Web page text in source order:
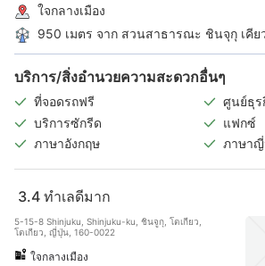
ใจกลางเมือง
950 เมตร จาก สวนสาธารณะ ชินจุกุ เคีย
บริการ/สิ่งอำนวยความสะดวกอื่นๆ
ที่จอดรถฟรี
ศูนย์ธุร
บริการซักรีด
แฟกซ์
ภาษาอังกฤษ
ภาษา
3.4 ทำเลดีมาก
5-15-8 Shinjuku, Shinjuku-ku, ชินจูกุ, โตเกียว,
โตเกียว, ญี่ปุ่น, 160-0022
ใจกลางเมือง